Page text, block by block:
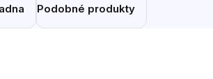
Podobné produkty